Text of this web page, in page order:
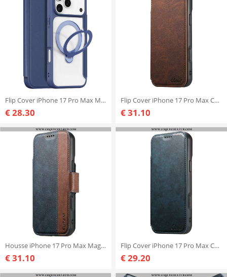
Flip Cover iPhone 17 Pro Max Magsafe avec Support Skin X Pro Series DUX DUCIS
€ 28.30
Flip Cover iPhone 17 Pro Max Compatible MagSafe SUTENI
€ 31.10
Housse iPhone 17 Pro Max MagSafe Bicolore Coque Détachable SUTENI
€ 31.10
Flip Cover iPhone 17 Pro Max Compatible MagSafe
€ 29.20